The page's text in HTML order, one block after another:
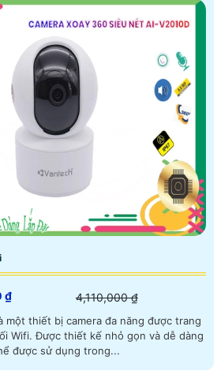
₫ 4,110,000 ₫
một thiết bị camera đa năng được trang
và dễ dàng
được sử dụng trong...